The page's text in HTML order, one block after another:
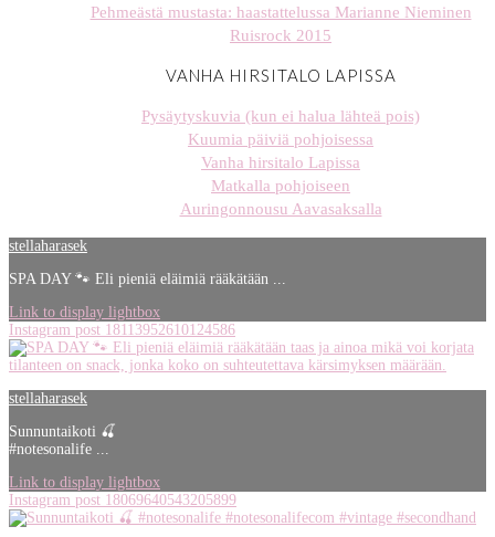
Pehmeästä mustasta: haastattelussa Marianne Nieminen
Ruisrock 2015
VANHA HIRSITALO LAPISSA
Pysäytyskuvia (kun ei halua lähteä pois)
Kuumia päiviä pohjoisessa
Vanha hirsitalo Lapissa
Matkalla pohjoiseen
Auringonnousu Aavasaksalla
stellaharasek
SPA DAY 🐾 Eli pieniä eläimiä rääkätään ...
Link to display lightbox
Instagram post 18113952610124586
stellaharasek
Sunnuntaikoti 🍒
#notesonalife ...
Link to display lightbox
Instagram post 18069640543205899